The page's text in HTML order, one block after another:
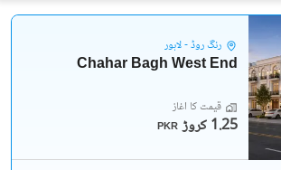
رِنگ روڈ - لاہور
Chahar Bagh West End
قیمت کا آغاز
PKR 1.25 کروڑ